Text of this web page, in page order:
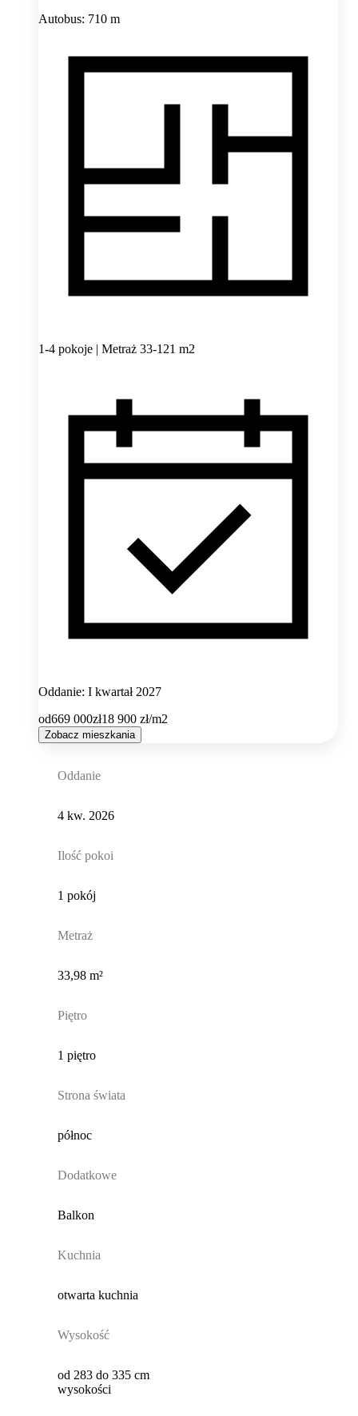
Autobus: 710 m
1-4 pokoje | Metraż 33-121 m2
Oddanie: I kwartał 2027
od669 000zł18 900 zł/m2
Zobacz mieszkania
Oddanie
4 kw. 2026
Ilość pokoi
1 pokój
Metraż
33,98 m²
Piętro
1 piętro
Strona świata
północ
Dodatkowe
Balkon
Kuchnia
otwarta kuchnia
Wysokość
od 283 do 335 cm
wysokości